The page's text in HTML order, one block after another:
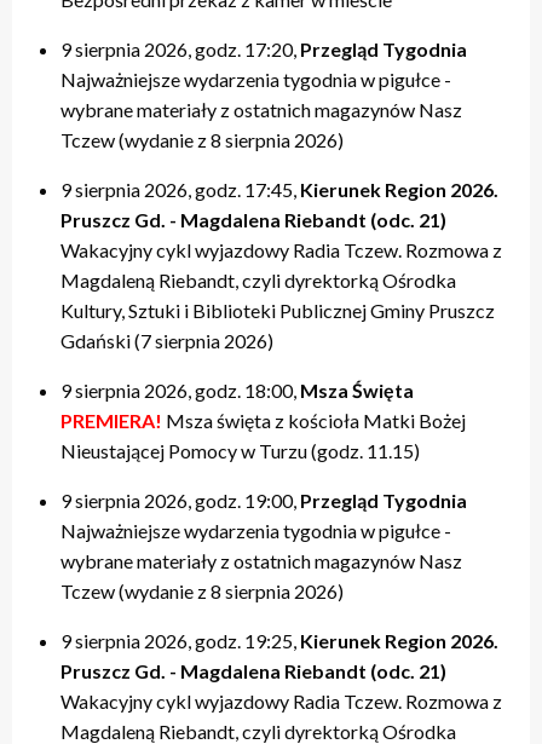
20:00 – relacje
21:40 – Pytania do Prezydenta / Pytania do Starosty
22:00 – relacje
20:00 – relacje
21:40 – Opinie w Radiu Tczew
22:00 – relacje
19:40 – Kulturalne pogaduszki / Fabryczne Pogaduszki
20:00 – relacje
21:20 – Nasz Tczew, Pogoda
21:40 – KinoteTka
21:50 – Kulturalne pogaduszki / Fabryczne Pogaduszki
22:00 – relacje
19:50 – relacje
21:40 – Tczew Mówi
21:50 – relacje
17:40 – Powtórki programów z tygodnia
20:40 – relacje tygodnia
9 sierpnia 2026, godz. 17:20, Przegląd Tygodnia
Najważniejsze wydarzenia tygodnia w pigułce -
wybrane materiały z ostatnich magazynów Nasz
Tczew (wydanie z 8 sierpnia 2026)
9 sierpnia 2026, godz. 17:45, Kierunek Region 2026.
Pruszcz Gd. - Magdalena Riebandt (odc. 21)
Wakacyjny cykl wyjazdowy Radia Tczew. Rozmowa z
Magdaleną Riebandt, czyli dyrektorką Ośrodka
Kultury, Sztuki i Biblioteki Publicznej Gminy Pruszcz
Gdański (7 sierpnia 2026)
9 sierpnia 2026, godz. 18:00, Msza Święta
PREMIERA! Msza święta z kościoła Matki Bożej
Nieustającej Pomocy w Turzu (godz. 11.15)
9 sierpnia 2026, godz. 19:00, Przegląd Tygodnia
Najważniejsze wydarzenia tygodnia w pigułce -
wybrane materiały z ostatnich magazynów Nasz
Tczew (wydanie z 8 sierpnia 2026)
9 sierpnia 2026, godz. 19:25, Kierunek Region 2026.
Pruszcz Gd. - Magdalena Riebandt (odc. 21)
Wakacyjny cykl wyjazdowy Radia Tczew. Rozmowa z
Magdaleną Riebandt, czyli dyrektorką Ośrodka